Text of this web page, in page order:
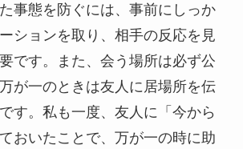
事態を防ぐには、事前にしっか
ションを取り、相手の反応を見
です。また、会う場所は必ず公
が一のときは友人に居場所を伝
す。私も一度、友人に「今から
おいたことで、万が一の時に助